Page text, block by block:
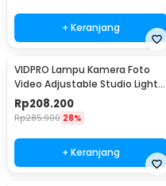
+ Keranjang
VIDPRO Lampu Kamera Foto
Video Adjustable Studio Light
Kit 416 LED 30W - LED-416
Rp208.200
Rp285.900 28%
+ Keranjang